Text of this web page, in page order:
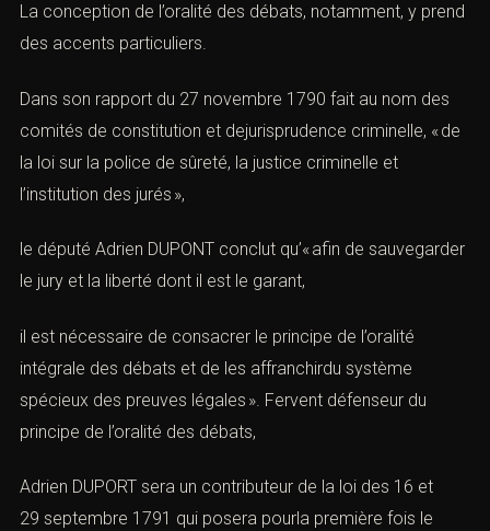
La conception de l’oralité des débats, notamment, y prend
des accents particuliers.
Dans son rapport du 27 novembre 1790 fait au nom des
comités de constitution et dejurisprudence criminelle, « de
la loi sur la police de sûreté, la justice criminelle et
l’institution des jurés »,
le député Adrien DUPONT conclut qu’« afin de sauvegarder
le jury et la liberté dont il est le garant,
il est nécessaire de consacrer le principe de l’oralité
intégrale des débats et de les affranchirdu système
spécieux des preuves légales ». Fervent défenseur du
principe de l’oralité des débats,
Adrien DUPORT sera un contributeur de la l oi des 16 et
29 septembre 1791 qui posera pourla première fois le